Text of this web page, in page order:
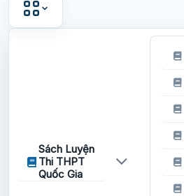
Sách Luyện
Thi THPT
Quốc Gia